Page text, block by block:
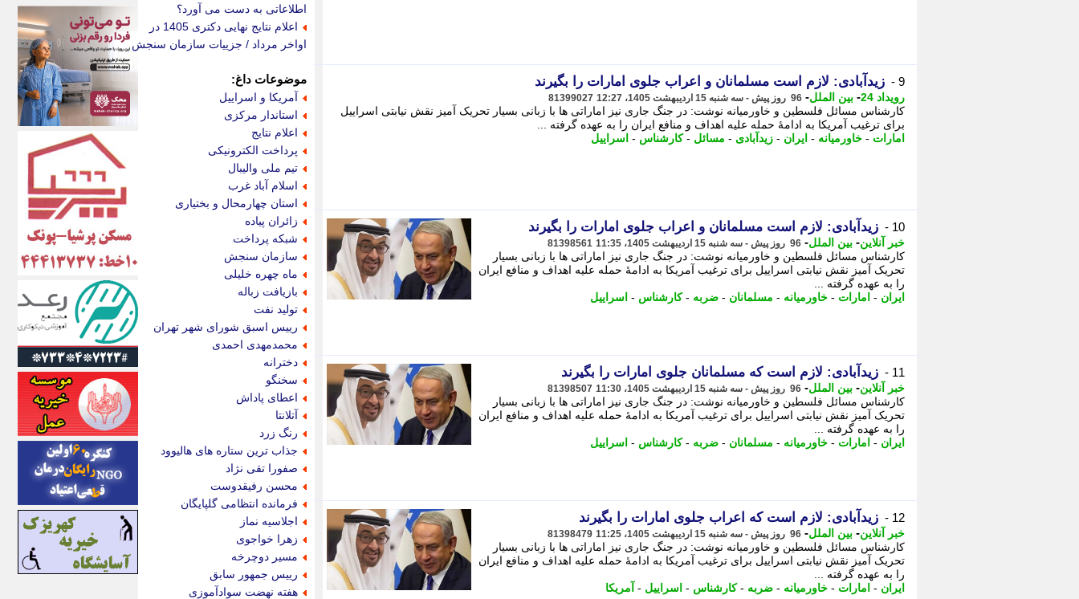
9 - زیدآبادی: لازم است مسلمانان و اعراب جلوی امارات را بگیرند
رویداد 24 - بین الملل- 96 روز پیش - سه شنبه 15 اردیبهشت 1405، 12:27 81399027
کارشناس مسائل فلسطین و خاورمیانه نوشت: در جنگ جاری نیز اماراتی ها با زبانی بسیار تحریک آمیز نقش نیابتی اسراییل
برای ترغیب آمریکا به ادامهٔ حمله علیه اهداف و منافع ایران را به عهده گرفته ...
امارات - خاورمیانه - ایران - زیدآبادی - مسائل -کارشناس - اسراییل
10 - زیدآبادی: لازم است مسلمانان و اعراب جلوی امارات را بگیرند
خبر آنلاین- بین الملل- 96 روز پیش - سه شنبه 15 اردیبهشت 1405، 11:35 81398561
کارشناس مسائل فلسطین و خاورمیانه نوشت: در جنگ جاری نیز اماراتی ها با زبانی بسیار
تحریک آمیز نقش نیابتی اسراییل برای ترغیب آمریکا به ادامهٔ حمله علیه اهداف و منافع ایران
را به عهده گرفته ...
ایران - امارات - خاورمیانه - مسلمانان - ضربه -کارشناس - اسراییل
11 - زیدآبادی: لازم است که مسلمانان جلوی امارات را بگیرند
خبر آنلاین- بین الملل- 96 روز پیش - سه شنبه 15 اردیبهشت 1405، 11:30 81398507
کارشناس مسائل فلسطین و خاورمیانه نوشت: در جنگ جاری نیز اماراتی ها با زبانی بسیار
تحریک آمیز نقش نیابتی اسراییل برای ترغیب آمریکا به ادامهٔ حمله علیه اهداف و منافع ایران
را به عهده گرفته ...
ایران - امارات - خاورمیانه - مسلمانان - ضربه -کارشناس - اسراییل
12 - زیدآبادی: لازم است که اعراب جلوی امارات را بگیرند
خبر آنلاین- بین الملل- 96 روز پیش - سه شنبه 15 اردیبهشت 1405، 11:25 81398479
کارشناس مسائل فلسطین و خاورمیانه نوشت: در جنگ جاری نیز اماراتی ها با زبانی بسیار
تحریک آمیز نقش نیابتی اسراییل برای ترغیب آمریکا به ادامهٔ حمله علیه اهداف و منافع ایران
را به عهده گرفته ...
ایران - امارات - خاورمیانه - ضربه -کارشناس - اسراییل - آمریکا
اطلاعاتی به دست می آورد؟
اعلام نتایج نهایی دکتری 1405 در
اواخر مرداد / جزییات سازمان سنجش
موضوعات داغ:
آمریکا و اسراییل
استاندار مرکزی
اعلام نتایج
پرداخت الکترونیکی
تیم ملی والیبال
اسلام آباد غرب
استان چهارمحال و بختیاری
زائران پیاده
شبکه پرداخت
سازمان سنجش
ماه چهره خلیلی
بازیافت زباله
تولید نفت
رییس اسبق شورای شهر تهران
محمدمهدی احمدی
دخترانه
سخنگو
اعطای پاداش
آتلانتا
رنگ زرد
جذاب ترین ستاره های هالیوود
صفورا تقی نژاد
محسن رفیقدوست
فرمانده انتظامی گلپایگان
اجلاسیه نماز
زهرا خواجوی
مسیر دوچرخه
رییس جمهور سابق
هفته نهضت سوادآموزی
اکوفارس
اکونگار
اکونیوز
الف
انتشار آنلاین
اندیشه قرن
اندیشه معاصر
اندیشه ها
انرژی پرس
ای استخدام
ایتنا
ایراف
ایران آرت
ایران آنلاین
ایران زندگی
ایران فوری
ایرانی روز
ایرانیتال
ایرنا
ایسکانیوز
ایسنا
ایکنا
ایلنا
اینتیتر
ایونا نیوز
بازتاب آنلاین
باشگاه خبرنگاران
باغستان نیوز
بامبوک
ببین و بخون
بدینسان
بنکر